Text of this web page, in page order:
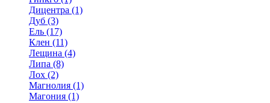
Дицентра (1)
Дуб (3)
Ель (17)
Клен (11)
Лещина (4)
Липа (8)
Лох (2)
Магнолия (1)
Магония (1)